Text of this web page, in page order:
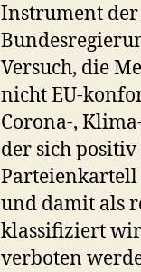
Instrument der
Versuch, die
nicht EU-
Corona-,
der sich
Parteienkartell
und damit als
klassifiziert
verboten